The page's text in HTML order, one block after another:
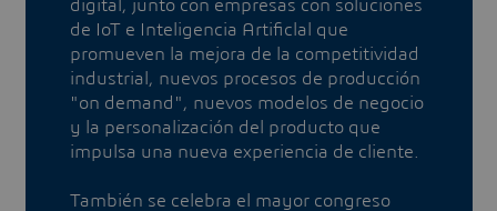
digital, junto con empresas con soluciones
de IoT e Inteligencia Artificlal que
promueven la mejora de la competitividad
industrial, nuevos procesos de producción
"on demand", nuevos modelos de negocio
y la personalización del producto que
impulsa una nueva experiencia de cliente.
También se celebra el mayor congreso